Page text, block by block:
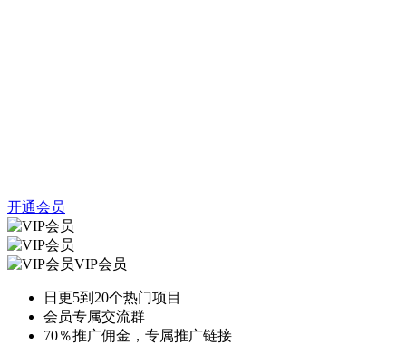
开通会员
VIP会员
日更5到20个热门项目
会员专属交流群
70％推广佣金，专属推广链接